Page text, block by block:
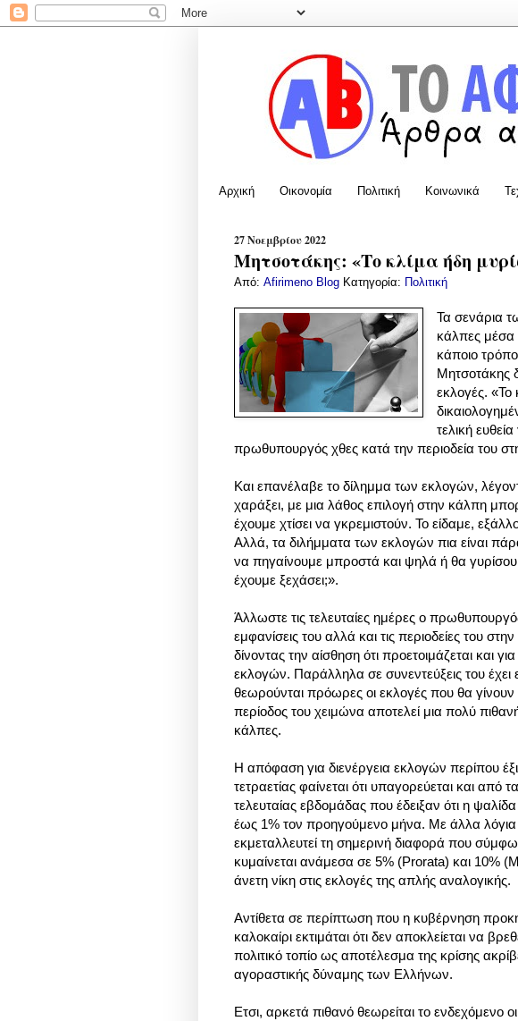
Αρχική Οικονομία Πολιτική Κοινωνικά
27 Νοεμβρίου 2022
Μητσοτάκης: «Το κλίμα ήδη
Από: Afirimeno Blog Κατηγορία: Πολιτική
Τα σενάρια
κάλπες μέσα
κάποιο
Μητσοτάκης
εκλογές. «Το
τελική
πρωθυπουργός χθες κατά την περιοδεία του
Και επανέλαβε το δίλημμα των εκλογών,
χαράξει, με μια λάθος επιλογή στην κάλπη
έχουμε χτίσει να γκρεμιστούν. Το είδαμε,
Αλλά, τα διλήμματα των εκλογών πια είναι
να πηγαίνουμε μπροστά και ψηλά ή θα
έχουμε ξεχάσει;».
Άλλωστε τις τελευταίες ημέρες ο
εμφανίσεις του αλλά και τις περιοδείες του
δίνοντας την αίσθηση ότι προετοιμάζεται και
εκλογών. Παράλληλα σε συνεντεύξεις του έχει
θεωρούνται πρόωρες οι εκλογές που θα γίνουν
περίοδος του χειμώνα αποτελεί μια πολύ
κάλπες.
Η απόφαση για διενέργεια εκλογών περίπου
τετραετίας φαίνεται ότι υπαγορεύεται και από
τελευταίας εβδομάδας που έδειξαν ότι η
έως 1% τον προηγούμενο μήνα. Με άλλα λόγια
εκμεταλλευτεί τη σημερινή διαφορά που
κυμαίνεται ανάμεσα σε 5% (Prorata) και 10%
άνετη νίκη στις εκλογές της απλής αναλογικής.
Αντίθετα σε περίπτωση που η κυβέρνηση
καλοκαίρι εκτιμάται ότι δεν αποκλείεται να
πολιτικό τοπίο ως αποτέλεσμα της κρίσης
αγοραστικής δύναμης των Ελλήνων.
Ετσι, αρκετά πιθανό θεωρείται το ενδεχόμενο